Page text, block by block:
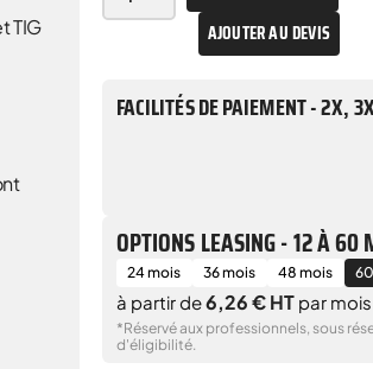
TIG
AJOUTER AU DEVIS
FACILITÉS DE PAIEMENT - 2X,
OPTIONS LEASING - 12 À 60
24 mois 36 mois 48 mois
à partir de6,26 € HTpar mois
*Réservé aux professionnels, sous
d'éligibilité.